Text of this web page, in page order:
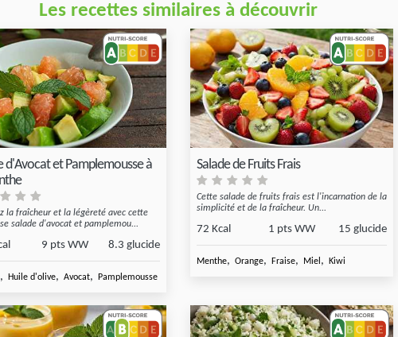
Les recettes similaires à découvrir
d'Avocat et Pamplemousse à
la fraîcheur et la légèreté avec cette
salade d'avocat et pamplemou...
9 pts WW 8.3 glucide
, Huile d'olive, Avocat, Pamplemousse rose
Salade de Fruits Frais
Cette salade de fruits frais est l'incarnation de la
simplicité et de la fraîcheur. Un...
72 Kcal 1 pts WW 15 glucide
Menthe, Orange, Fraise, Miel , Kiwi